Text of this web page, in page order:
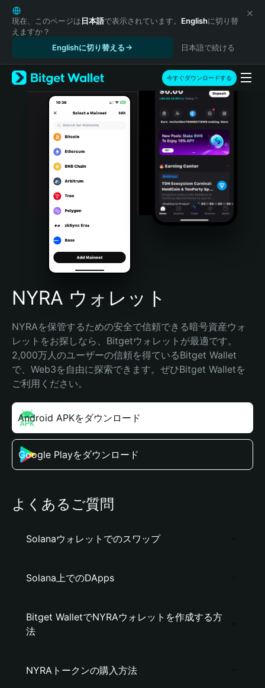
English
日本語
Tiếng Việt
Español (Latinoamérica)
Türkçe
Italiano
Português (Portugal)
Bahasa Indonesia
Português (Brasil)
Español (Argentina)
現在、このページは日本語で表示されています。 Englishに切り替
えますか？
Englishに切り替える
日本語で続ける
今すぐダウンロードする
NYRA ウォレット
NYRAを保管するための安全で信頼できる暗号資産ウォ
レットをお探しなら、Bitgetウォレットが最適です。
2,000万人のユーザーの信頼を得ているBitget Wallet
で、Web3を自由に探索できます。ぜひBitget Walletを
ご利用ください。
Android APKをダウンロード
Google Playをダウンロード
よくあるご質問
Solanaウォレットでのスワップ
Solana上でのDApps
Bitget WalletでNYRAウォレットを作成する方
法
NYRAトークンの購入方法